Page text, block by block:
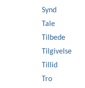
Synd
Tale
Tilbede
Tilgivelse
Tillid
Tro